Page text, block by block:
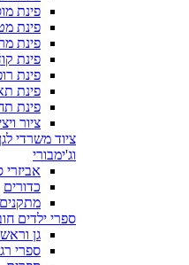
פינת
פינת
פינת
פינת
פינת
פינת
פינת
ציור
ציוד משרדי
וג'ימבורי
כדורים
ספרי ילדים
גן
ספרי